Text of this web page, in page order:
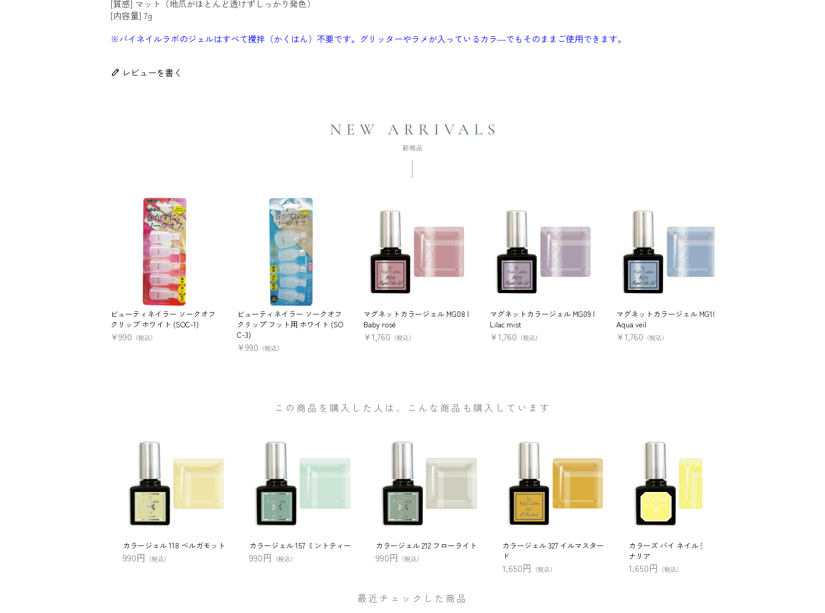
[質感] マット（地爪がほとんど透けずしっかり発色）
[内容量] 7g
※バイネイルラボのジェルはすべて攪拌（かくはん）不要です。グリッターやラメが入っているカラ―でもそのままご使用できます。
レビューを書く
ビューティネイラー ソークオフ
クリップ ホワイト (SOC-1)
¥990 （税込）
ビューティネイラー ソークオフ
クリップ フット用 ホワイト (SO
C-3)
¥990 （税込）
マグネットカラージェル MG08 |
Baby rosé
¥1,760 （税込）
マグネットカラージェル MG09 |
Lilac mist
¥1,760 （税込）
マグネットカラージェル MG10 |
Aqua veil
¥1,760 （税込）
この商品を購入した人は、こんな商品も購入しています
カラージェル 118 ベルガモット
990円 （税込）
カラージェル 157 ミントティー
990円 （税込）
カラージェル 212 フローライト
990円 （税込）
カラージェル 327 イルマスター
ド
1,650円 （税込）
カラーズ バイ ネイルラボ 245 カ
ナリア
1,650円 （税込）
最近チェックした商品